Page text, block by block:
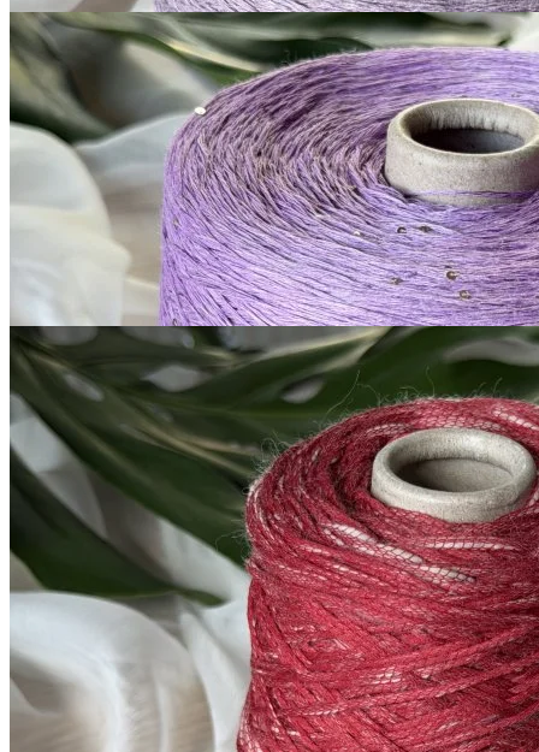
В наличии 8995 гр
G&G Filati
Silk Linen
шёлк 30%, лён 70%, пайетки
420 м/100 гсветло-аметистовый
1 300₽
за 100 г
Купить
В наличии 380 гр
G&G Filati
Boccolo
меринос 70%, хлопок 30%
170 м/100 гтёмно-красный
980 ₽
за 100 г
Купить
© 2026
Filato Italiano
Мы в соцсетях